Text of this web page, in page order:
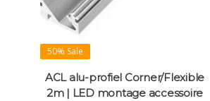
50% Sale
ACL alu-profiel Corner/Flexible
2m | LED montage accessoire